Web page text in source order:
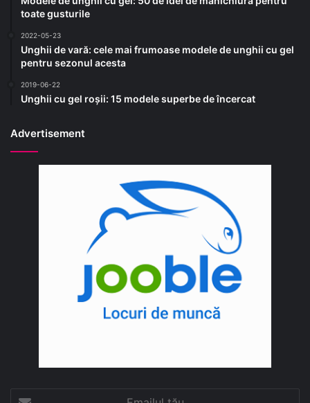
toate gusturile
2022-05-23
Unghii de vară: cele mai frumoase modele de unghii cu gel
pentru sezonul acesta
2019-06-22
Unghii cu gel roșii: 15 modele superbe de încercat
Advertisement